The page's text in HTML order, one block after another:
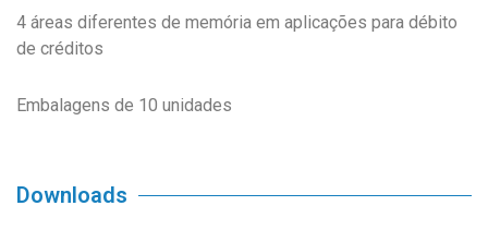
4 áreas diferentes de memória em aplicações para débito
de créditos
Embalagens de 10 unidades
Downloads